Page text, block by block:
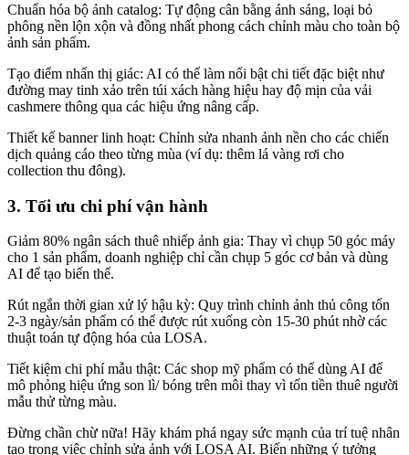
Chuẩn hóa bộ ảnh catalog: Tự động cân bằng ánh sáng, loại bỏ
phông nền lộn xộn và đồng nhất phong cách chỉnh màu cho toàn bộ
ảnh sản phẩm.
Tạo điểm nhấn thị giác: AI có thể làm nổi bật chi tiết đặc biệt như
đường may tinh xảo trên túi xách hàng hiệu hay độ mịn của vải
cashmere thông qua các hiệu ứng nâng cấp.
Thiết kế banner linh hoạt: Chỉnh sửa nhanh ảnh nền cho các chiến
dịch quảng cáo theo từng mùa (ví dụ: thêm lá vàng rơi cho
collection thu đông).
3. Tối ưu chi phí vận hành
Giảm 80% ngân sách thuê nhiếp ảnh gia: Thay vì chụp 50 góc máy
cho 1 sản phẩm, doanh nghiệp chỉ cần chụp 5 góc cơ bản và dùng
AI để tạo biến thể.
Rút ngắn thời gian xử lý hậu kỳ: Quy trình chỉnh ảnh thủ công tốn
2-3 ngày/sản phẩm có thể được rút xuống còn 15-30 phút nhờ các
thuật toán tự động hóa của LOSA.
Tiết kiệm chi phí mẫu thật: Các shop mỹ phẩm có thể dùng AI để
mô phỏng hiệu ứng son lì/ bóng trên môi thay vì tốn tiền thuê người
mẫu thử từng màu.
Đừng chần chừ nữa! Hãy khám phá ngay sức mạnh của trí tuệ nhân
tạo trong việc chỉnh sửa ảnh với LOSA AI. Biến những ý tưởng